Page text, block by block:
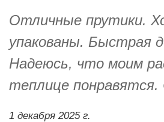
Отличные прутики.
упакованы. Быстрая
Надеюсь, что моим
теплице понравятся.
1 декабря 2025 г.